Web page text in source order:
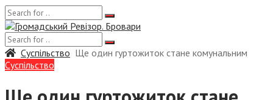
Суспiльство Ще один гуртожиток стане комунальним
Суспiльство